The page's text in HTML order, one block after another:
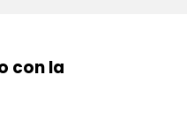
con la